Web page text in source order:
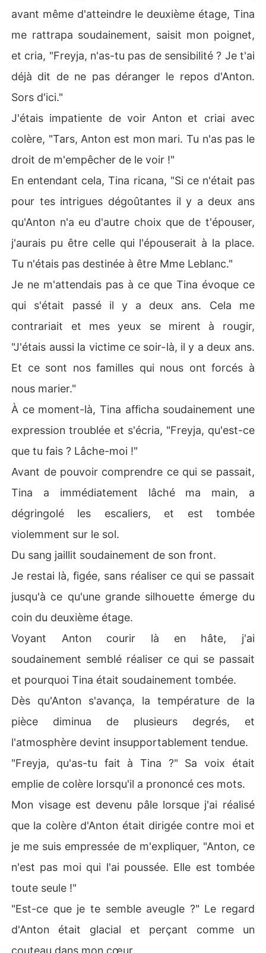
avant même d'atteindre le deuxième étage, Tina
me rattrapa soudainement, saisit mon poignet,
et cria, "Freyja, n'as-tu pas de sensibilité ? Je t'ai
déjà dit de ne pas déranger le repos d'Anton.
Sors d'ici."
J'étais impatiente de voir Anton et criai avec
colère, "Tars, Anton est mon mari. Tu n'as pas le
droit de m'empêcher de le voir !"
En entendant cela, Tina ricana, "Si ce n'était pas
pour tes intrigues dégoûtantes il y a deux ans
qu'Anton n'a eu d'autre choix que de t'épouser,
j'aurais pu être celle qui l'épouserait à la place.
Tu n'étais pas destinée à être Mme Leblanc."
Je ne m'attendais pas à ce que Tina évoque ce
qui s'était passé il y a deux ans. Cela me
contrariait et mes yeux se mirent à rougir,
"J'étais aussi la victime ce soir-là, il y a deux ans.
Et ce sont nos familles qui nous ont forcés à
nous marier."
À ce moment-là, Tina afficha soudainement une
expression troublée et s'écria, "Freyja, qu'est-ce
que tu fais ? Lâche-moi !"
Avant de pouvoir comprendre ce qui se passait,
Tina a immédiatement lâché ma main, a
dégringolé les escaliers, et est tombée
violemment sur le sol.
Du sang jaillit soudainement de son front.
Je restai là, figée, sans réaliser ce qui se passait
jusqu'à ce qu'une grande silhouette émerge du
coin du deuxième étage.
Voyant Anton courir là en hâte, j'ai
soudainement semblé réaliser ce qui se passait
et pourquoi Tina était soudainement tombée.
Dès qu'Anton s'avança, la température de la
pièce diminua de plusieurs degrés, et
l'atmosphère devint insupportablement tendue.
"Freyja, qu'as-tu fait à Tina ?" Sa voix était
emplie de colère lorsqu'il a prononcé ces mots.
Mon visage est devenu pâle lorsque j'ai réalisé
que la colère d'Anton était dirigée contre moi et
je me suis empressée de m'expliquer, "Anton, ce
n'est pas moi qui l'ai poussée. Elle est tombée
toute seule !"
"Est-ce que je te semble aveugle ?" Le regard
d'Anton était glacial et perçant comme un
couteau dans mon cœur.